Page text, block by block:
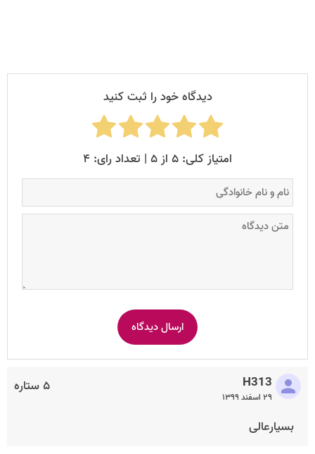
دیدگاه خود را ثبت کنید
امتیاز کلی: ۵ از ۵ | تعداد رای: ۴
۵ ستاره H313
۲۹ اسفند ۱۳۹۹
بسیارعالی